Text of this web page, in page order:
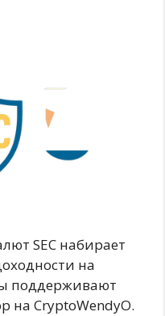
SEC набирает
на
поддерживают
на CryptoWendyO.